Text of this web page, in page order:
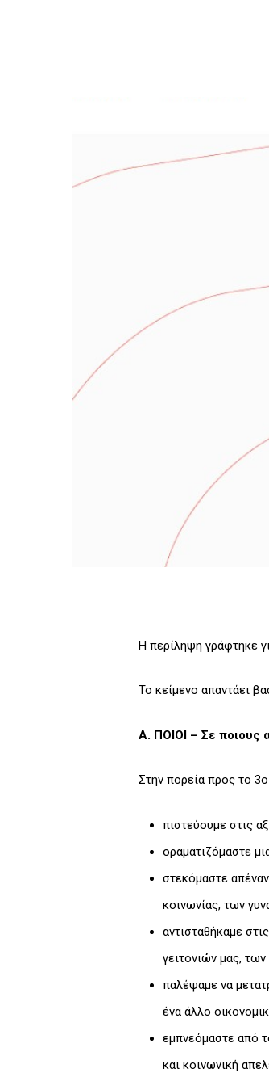
Η περίληψη γράφτηκε
Το κείμενο απαντάει
Α. ΠΟΙΟΙ – Σε ποιους
Στην πορεία προς το
πιστεύουμε στις
οραματιζόμαστε
στεκόμαστε
κοινωνίας, των
αντισταθήκαμε
γειτονιών μας,
παλέψαμε να
ένα άλλο
εμπνεόμαστε από
και κοινωνική